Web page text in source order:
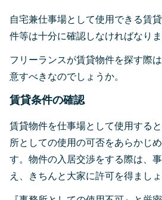
自宅兼仕事場として使用できる賃
件等は十分に確認しなければなりま
フリーランスが賃貸物件を探す際
意すべきなのでしょうか。
賃貸条件の確認
賃貸物件を仕事場として使用する
所としての使用の可否をあらかじ
す。物件の入居交渉をする際は、
え、きちんと大家に許可を得ましょ